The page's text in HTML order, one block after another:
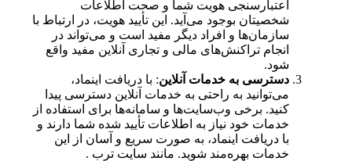
اعتبارسنجی هویت شما و صحت اطلاعات
شخصیتان بوجود می‌آید. این تأیید هویت، در ارتباط با
سازمان‌ها و افراد دیگر مفید است و می‌تواند در
انجام تراکنش‌های مالی و تجاری آنلاین مفید واقع
شود.
دسترسی به خدمات آنلاین: با دریافت اینماد،
می‌توانید به راحتی به خدمات آنلاین دسترسی پیدا
کنید. برخی وب‌سایت‌ها و سامانه‌ها برای استفاده از
خدمات خود نیاز به اطلاعات تأیید شده شما دارند و
با دریافت اینماد، به صورت سریع و آسان از این
خدمات بهره‌مند شوید. مانند سایت ترب .